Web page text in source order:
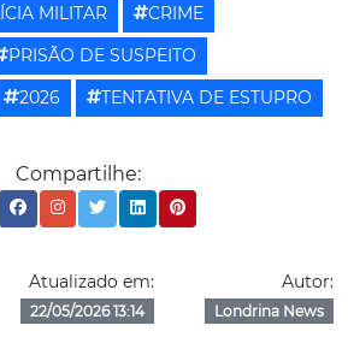
MILITAR
CRIME
PRISÃO DE SUSPEITO
2026 TENTATIVA DE ESTUPRO
Compartilhe:
Atualizado em:
22/05/2026 13:14
Autor:
Londrina News